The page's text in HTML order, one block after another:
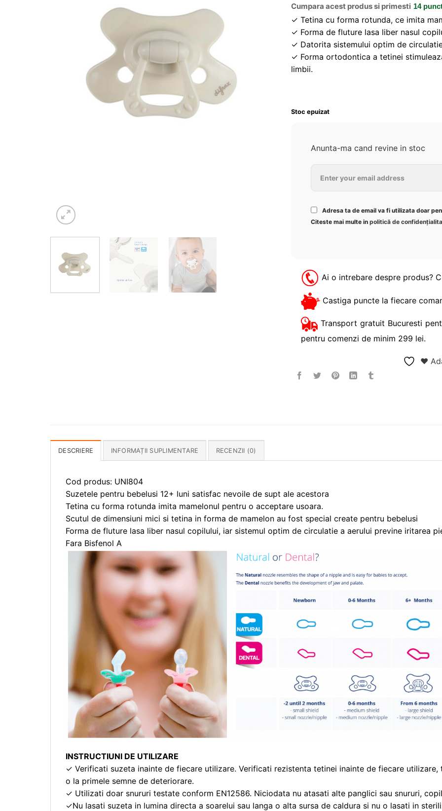
Cumpara acest produs si primesti 14
✓ Tetina cu forma rotunda, ce imita
✓ Forma de fluture lasa liber nasul
✓ Datorita sistemului optim de
✓ Forma ortodontica a tetinei
limbii.
Stoc epuizat
Anunta-ma cand revine in stoc
Adresa ta de email va fi utilizata doar
Citeste mai multe in politică de
Ai o intrebare despre produs?
Castiga puncte la fiecare
Transport gratuit Bucuresti
pentru comenzi de minim 299 lei.
❤
DESCRIERE INFORMAȚII SUPLIMENTARE RECENZII (0)
Cod produs: UNI804
Suzetele pentru bebelusi 12+ luni satisfac nevoile de supt ale acestora
Tetina cu forma rotunda imita mamelonul pentru o acceptare usoara.
Scutul de dimensiuni mici si tetina in forma de mamelon au fost special create pentru bebelusi
Forma de fluture lasa liber nasul copilului, iar sistemul optim de circulatie a aerului previne iritarea
Fara Bisfenol A
INSTRUCTIUNI DE UTILIZARE
✓ Verificati suzeta inainte de fiecare utilizare. Verificati rezistenta tetinei inainte de fiecare
o la primele semne de deteriorare.
✓ Utilizati doar snururi testate conform EN12586. Niciodata nu atasati alte panglici sau snururi,
✓Nu lasati suzeta in lumina directa a soarelui sau langa o alta sursa de caldura si nu o lasati in